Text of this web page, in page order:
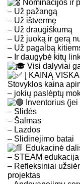
Nominacijos ir
– Už pažangą
– Už ištvermę
– Už draugiškumą
– Už juoką ir gerą
– Už pagalbą
– Ir daugybė kitų
Visi dalyviai
Į KAINĄ
Stovyklos kaina
– jokių paslėptų
Inventorius
– Slidės
– Šalmas
– Lazdos
– Slidinėjimo batai
Edukacinė
– STEAM edukacija
– Refleksiniai
projektas